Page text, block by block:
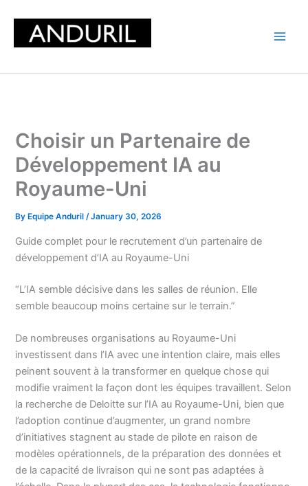
content
Choisir un Partenaire de
Développement IA au
Royaume-Uni
By Equipe Anduril/January 30, 2026
Guide complet pour le recrutement d’un partenaire de
développement d’IA au Royaume-Uni
“L’IA semble décisive dans les salles de réunion. Elle
semble beaucoup moins certaine sur le terrain.”
De nombreuses organisations au Royaume-Uni
investissent dans l’IA avec une intention claire, mais elles
peinent souvent à la transformer en quelque chose qui
modifie vraiment la façon dont les équipes travaillent. Selon
la recherche de Deloitte sur l’IA au Royaume-Uni, bien que
l’adoption continue d’augmenter, un grand nombre
d’initiatives stagnent au stade de pilote en raison de
modèles opérationnels, de la préparation des données et
de la capacité de livraison qui ne sont pas adaptées à